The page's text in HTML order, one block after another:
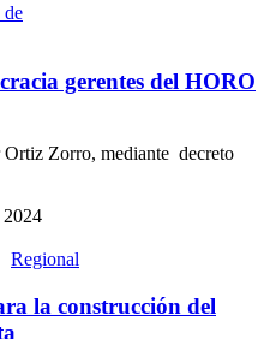
de
gerentes del HORO
Ortiz Zorro, mediante decreto
2024
Regional
la construcción del